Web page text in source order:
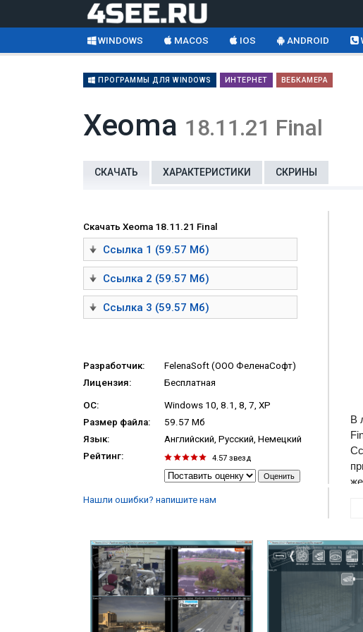
WINDOWS MACOS IOS ANDROID
ПРОГРАММЫ ДЛЯ WINDOWS ИНТЕРНЕТ ВЕБКАМЕРА
Xeoma 18.11.21 Final
СКАЧАТЬ ХАРАКТЕРИСТИКИ СКРИНЫ
Скачать Xeoma 18.11.21 Final
Ссылка 1 (59.57 Мб)
Ссылка 2 (59.57 Мб)
Ссылка 3 (59.57 Мб)
Разработчик:
FelenaSoft (ООО ФеленаСофт)
Лицензия:
Бесплатная
ОС:
Windows 10, 8.1, 8, 7, XP
Размер файла:
59.57 Мб
Язык:
Английский, Русский, Немецкий
Рейтинг:
4.57 звезд
Нашли ошибки? напишите нам
В